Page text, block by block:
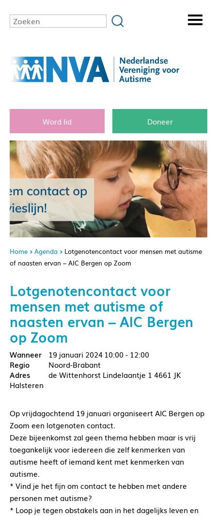
Word lid Doneer
Home Agenda
Lotgenotencontact voor mensen met autisme
of naasten ervan – AIC Bergen op Zoom
Lotgenotencontact voor
mensen met autisme of
naasten ervan – AIC Bergen
op Zoom
19 januari 2024 10:00 - 12:00
Noord-Brabant
de Wittenhorst Lindelaantje 1 4661 JK
Halsteren
Op vrijdagochtend 19 januari organiseert AIC Bergen op
Zoom een lotgenoten contact.
Deze bijeenkomst zal geen thema hebben maar is vrij
toegankelijk voor iedereen die zelf kenmerken van
autisme heeft of iemand kent met kenmerken van
autisme.
* Vind je het fijn om contact te hebben met andere
personen met autisme?
* Loop je tegen obstakels aan in het dagelijks leven en